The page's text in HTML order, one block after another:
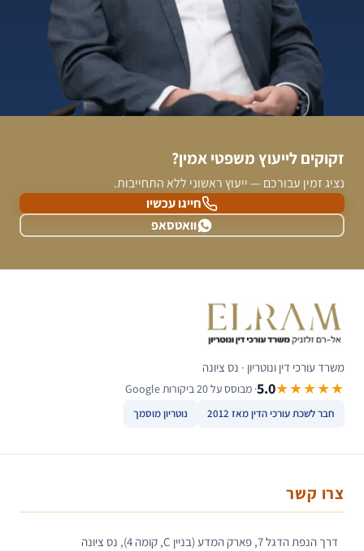
זקוקים לייעוץ משפטי אמין?
נציג זמין עבורכם — ייעוץ ראשוני ללא התחייבות.
חייגו עכשיו
וואטסאפ
משרד עורכי דין ונוטריון · נס ציונה
★★★★★
5.0· מבוסס על 20 ביקורות Google
חבר לשכת עורכי הדין מאז 2012 נוטריון מוסמך
צרו קשר
דרך הנפת הדגל 7, פארק המדע (בניין C, קומה 4), נס ציונה